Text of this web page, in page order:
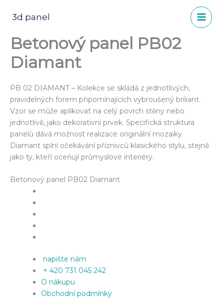
3d panel
Betonový panel PB02
Diamant
PB 02 DIAMANT – Kolekce se skládá z jednotlivých,
pravidelných forem připomínajících vybroušený briliant.
Vzor se může aplikovat na celý povrch stěny nebo
jednotlivě, jako dekorativní prvek. Specifická struktura
panelů dává možnost realizace originální mozaiky.
Diamant splní očekávání příznivců klasického stylu, stejně
jako ty, kteří oceňují průmyslové interiéry.
Betonový panel PB02 Diamant
napište nám
+ 420 731 045 242
O nákupu
Obchodní podmínky